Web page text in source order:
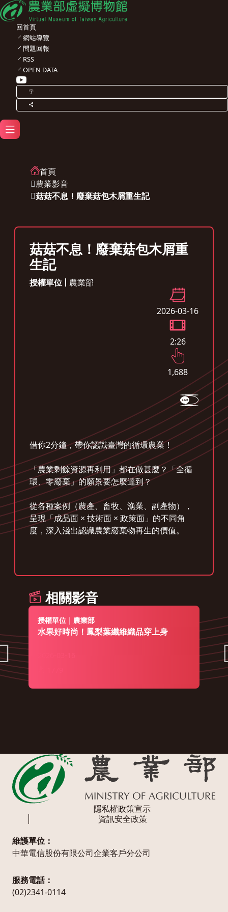
回首頁
網站導覽
問題回報
RSS
OPEN DATA
字
首頁
農業影音
菇菇不息！廢棄菇包木屑重生記
菇菇不息！廢棄菇包木屑重
生記
授權單位 農業部
2026-03-16
2:26
1,688
借你2分鐘，帶你認識臺灣的循環農業！
「農業剩餘資源再利用」都在做甚麼？「全循
環、零廢棄」的願景要怎麼達到？
從各種案例（農產、畜牧、漁業、副產物），
呈現「成品面 × 技術面 × 政策面」的不同角
度，深入淺出認識農業廢棄物再生的價值。
相關影音
授權單位｜農業部
水果好時尚！鳳梨葉纖維織品穿上身
隱私權政策宣示
資訊安全政策
維護單位：
中華電信股份有限公司企業客戶分公司
服務電話：
(02)2341-0114